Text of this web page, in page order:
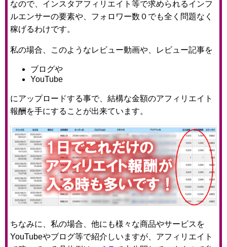
なので、インスタアフィリエイト等で求められるインフ
ルエンサーの要素や、フォロワー数０でも全く問題なく
稼げるわけです。
私の場合、このようなレビュー動画や、レビュー記事を
ブログや
YouTube
にアップロードする事で、結構な金額のアフィリエイト
報酬を手にすることが出来ています。
ちなみに、私の場合、他にも様々な商品やサービスを
YouTubeやブログ等で紹介しいますが、アフィリエイト